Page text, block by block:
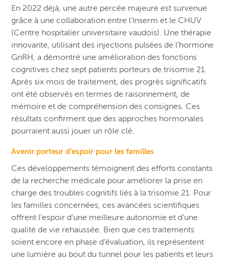
En 2022 déjà, une autre percée majeure est survenue
grâce à une collaboration entre l’Inserm et le CHUV
(Centre hospitalier universitaire vaudois). Une thérapie
innovante, utilisant des injections pulsées de l’hormone
GnRH, a démontré une amélioration des fonctions
cognitives chez sept patients porteurs de trisomie 21.
Après six mois de traitement, des progrès significatifs
ont été observés en termes de raisonnement, de
mémoire et de compréhension des consignes. Ces
résultats confirment que des approches hormonales
pourraient aussi jouer un rôle clé.
Avenir porteur d’espoir pour les familles
Ces développements témoignent des efforts constants
de la recherche médicale pour améliorer la prise en
charge des troubles cognitifs liés à la trisomie 21. Pour
les familles concernées, ces avancées scientifiques
offrent l’espoir d’une meilleure autonomie et d’une
qualité de vie rehaussée. Bien que ces traitements
soient encore en phase d’évaluation, ils représentent
une lumière au bout du tunnel pour les patients et leurs